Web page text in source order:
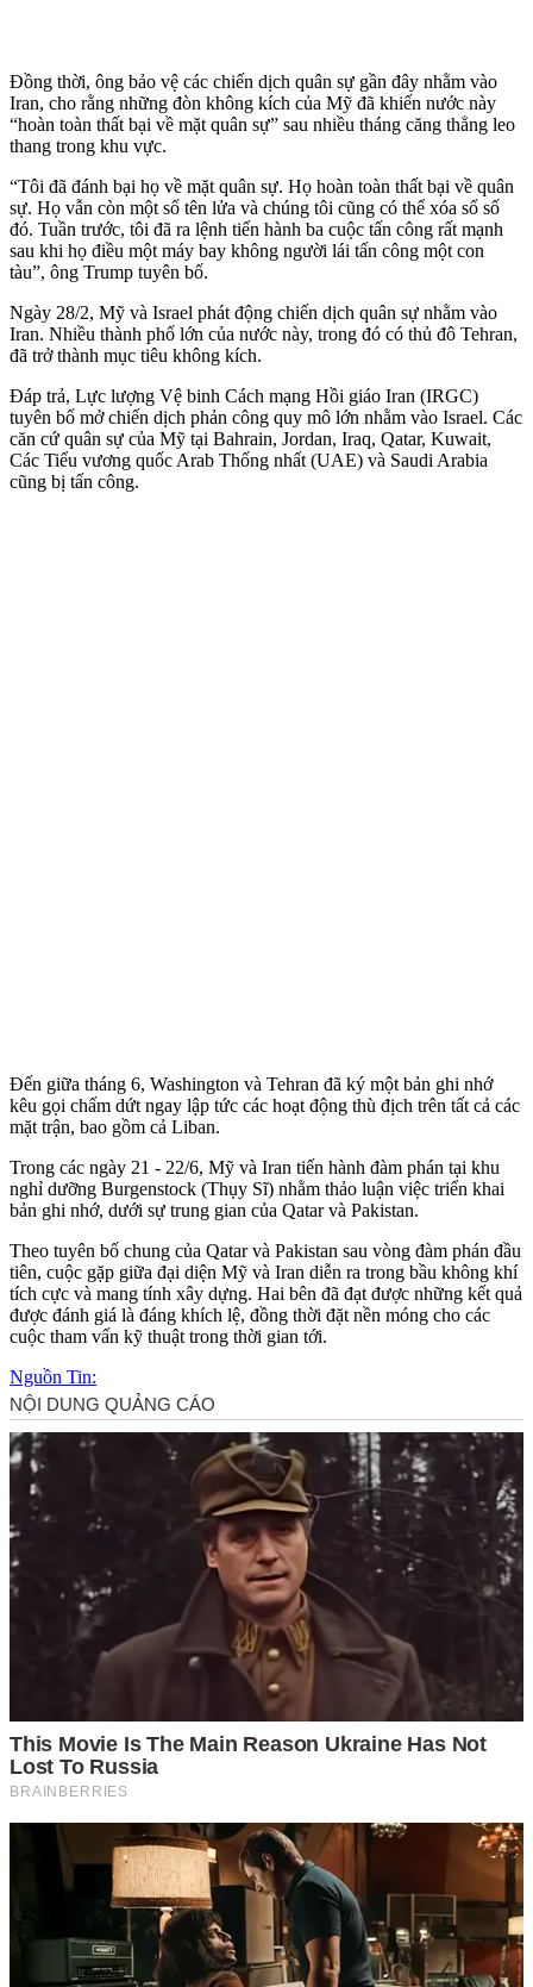
Đồng thời, ông bảo vệ các chiến dịch quân sự gần đây nhằm vào
Iran, cho rằng những đòn không kích của Mỹ đã khiến nước này
“hoàn toàn thất bại về mặt quân sự” sau nhiều tháng căng thẳng leo
thang trong khu vực.
“Tôi đã đánh bại họ về mặt quân sự. Họ hoàn toàn thất bại về quân
sự. Họ vẫn còn một số tên lửa và chúng tôi cũng có thể xóa sổ số
đó. Tuần trước, tôi đã ra lệnh tiến hành ba cuộc tấn công rất mạnh
sau khi họ điều một máy bay không người lái tấn công một con
tàu”, ông Trump tuyên bố.
Ngày 28/2, Mỹ và Israel phát động chiến dịch quân sự nhằm vào
Iran. Nhiều thành phố lớn của nước này, trong đó có thủ đô Tehran,
đã trở thành mục tiêu không kích.
Đáp trả, Lực lượng Vệ binh Cách mạng Hồi giáo Iran (IRGC)
tuyên bố mở chiến dịch phản công quy mô lớn nhằm vào Israel. Các
căn cứ quân sự của Mỹ tại Bahrain, Jordan, Iraq, Qatar, Kuwait,
Các Tiểu vương quốc Arab Thống nhất (UAE) và Saudi Arabia
cũng bị tấn công.
Đến giữa tháng 6, Washington và Tehran đã ký một bản ghi nhớ
kêu gọi chấm dứt ngay lập tức các hoạt động thù địch trên tất cả các
mặt trận, bao gồm cả Liban.
Trong các ngày 21 - 22/6, Mỹ và Iran tiến hành đàm phán tại khu
nghỉ dưỡng Burgenstock (Thụy Sĩ) nhằm thảo luận việc triển khai
bản ghi nhớ, dưới sự trung gian của Qatar và Pakistan.
Theo tuyên bố chung của Qatar và Pakistan sau vòng đàm phán đầu
tiên, cuộc gặp giữa đại diện Mỹ và Iran diễn ra trong bầu không khí
tích cực và mang tính xây dựng. Hai bên đã đạt được những kết quả
được đánh giá là đáng khích lệ, đồng thời đặt nền móng cho các
cuộc tham vấn kỹ thuật trong thời gian tới.
Nguồn Tin: